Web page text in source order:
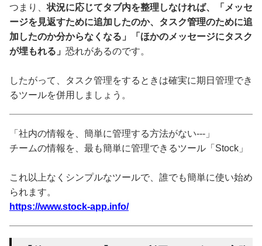
つまり、状況に応じてタブ内を整理しなければ、「メッセ
ージを見返すために追加したのか、タスク管理のために追
加したのか分からなくなる」「ほかのメッセージにタスク
が埋もれる」 恐れがあるのです。
したがって、タスク管理をするときは確実に期日管理でき
るツールを併用しましょう。
「社内の情報を、簡単に管理する方法がない---」
チームの情報を、最も簡単に管理できるツール「Stock」
これ以上なくシンプルなツールで、誰でも簡単に使い始め
られます。
https://www.stock-app.info/